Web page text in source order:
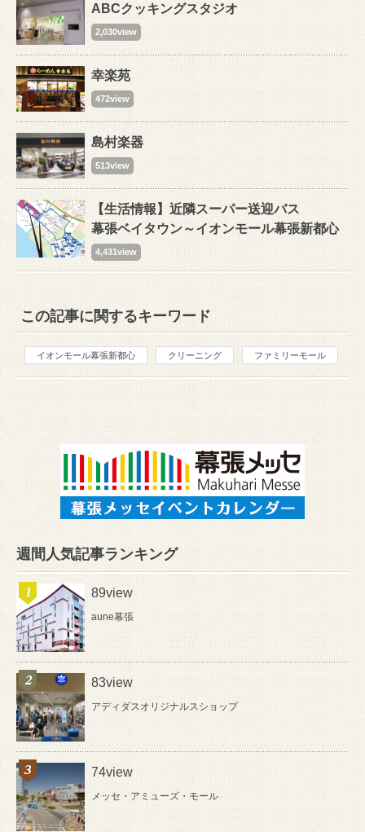
ABCクッキングスタジオ
2,030view
幸楽苑
472view
島村楽器
513view
【生活情報】近隣スーパー送迎バス
幕張ベイタウン～イオンモール幕張新都心
4,431view
この記事に関するキーワード
イオンモール幕張新都心 クリーニング ファミリーモール
週間人気記事ランキング
89view
aune幕張
83view
アディダスオリジナルスショップ
74view
メッセ・アミューズ・モール